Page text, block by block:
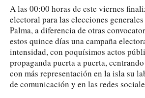
A las 00:00 horas de este viernes
electoral para las elecciones
Palma, a diferencia de otras
estos quince días una campaña
intensidad, con poquísimos actos
propaganda puerta a puerta,
con más representación en la isla su
de comunicación y en las redes